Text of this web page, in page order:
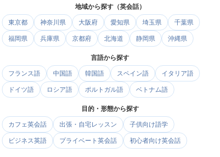
地域から探す（英会話）
東京都 神奈川県 大阪府 愛知県 埼玉県 千葉県
福岡県 兵庫県 京都府 北海道 静岡県 沖縄県
言語から探す
フランス語 中国語 韓国語 スペイン語 イタリア語
ドイツ語 ロシア語 ポルトガル語 ベトナム語
目的・形態から探す
カフェ英会話 出張・自宅レッスン 子供向け語学
ビジネス英語 プライベート英会話 初心者向け英会話